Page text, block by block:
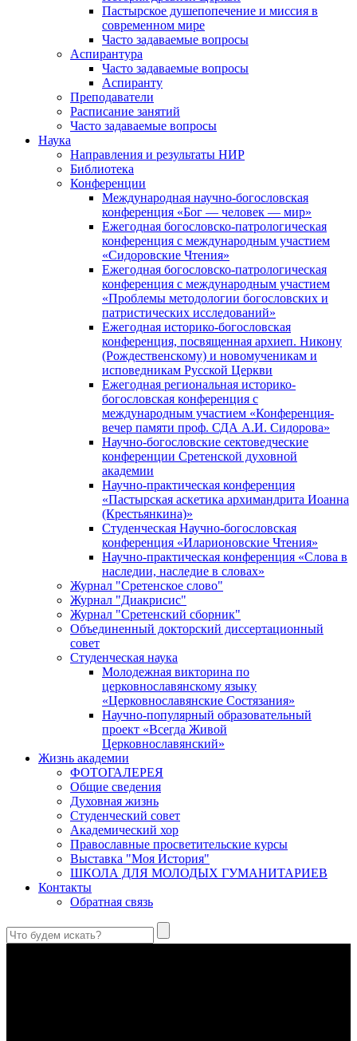
Пастырское душепопечение и миссия в
современном мире
Часто задаваемые вопросы
Аспирантура
Часто задаваемые вопросы
Аспиранту
Преподаватели
Расписание занятий
Часто задаваемые вопросы
Наука
Направления и результаты НИР
Библиотека
Конференции
Международная научно-богословская
конференция «Бог — человек — мир»
Ежегодная богословско-патрологическая
конференция с международным участием
«Сидоровские Чтения»
Ежегодная богословско-патрологическая
конференция с международным участием
«Проблемы методологии богословских и
патристических исследований»
Ежегодная историко-богословская
конференция, посвященная архиеп. Никону
(Рождественскому) и новомученикам и
исповедникам Русской Церкви
Ежегодная региональная историко-
богословская конференция с
международным участием «Конференция-
вечер памяти проф. СДА А.И. Сидорова»
Научно-богословские сектоведческие
конференции Сретенской духовной
академии
Научно-практическая конференция
«Пастырская аскетика архимандрита Иоанна
(Крестьянкина)»
Студенческая Научно-богословская
конференция «Иларионовские Чтения»
Научно-практическая конференция «Cлова в
наследии, наследие в словах»
Журнал "Сретенское слово"
Журнал "Диакрисис"
Журнал "Сретенский сборник"
Объединенный докторский диссертационный
совет
Студенческая наука
Молодежная викторина по
церковнославянскому языку
«Церковнославянские Состязания»
Научно-популярный образовательный
проект «Всегда Живой
Церковнославянский»
Жизнь академии
ФОТОГАЛЕРЕЯ
Общие сведения
Духовная жизнь
Студенческий совет
Академический хор
Православные просветительские курсы
Выставка "Моя История"
ШКОЛА ДЛЯ МОЛОДЫХ ГУМАНИТАРИЕВ
Контакты
Обратная связь